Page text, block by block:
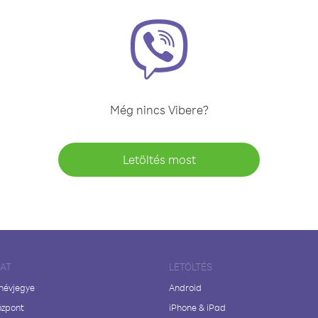
Még nincs Vibere?
Letöltés most
LETÖLTÉS
Android
iPhone & iPad